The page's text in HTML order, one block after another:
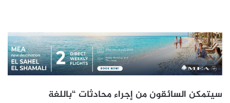
سيتمكن السائقون من إجراء محادثات “باللغة